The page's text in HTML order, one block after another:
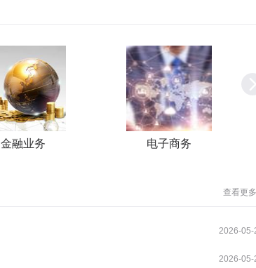
金融业务 电子商务
查看更
2026-05-
2026-05-